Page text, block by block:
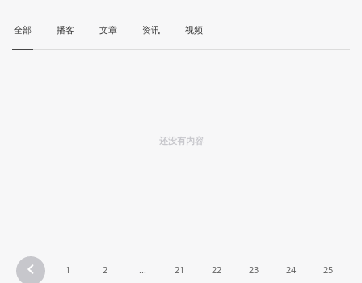
全部 播客 文章 资讯 视频
还没有内容
1 2 ... 21 22 23 24 25